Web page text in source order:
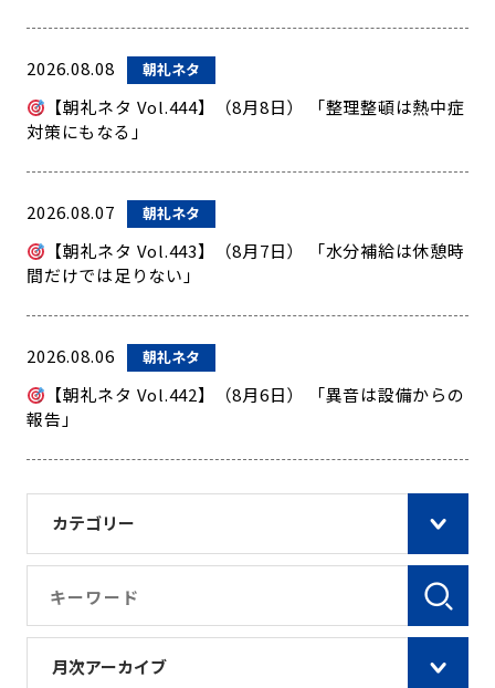
カテゴリー
月次アーカイブ
2026.08.08 朝礼ネタ
【朝礼ネタ Vol.444】（8月8日） 「整理整頓は熱中症
対策にもなる」
2026.08.07 朝礼ネタ
【朝礼ネタ Vol.443】（8月7日） 「水分補給は休憩時
間だけでは足りない」
2026.08.06 朝礼ネタ
【朝礼ネタ Vol.442】（8月6日） 「異音は設備からの
報告」